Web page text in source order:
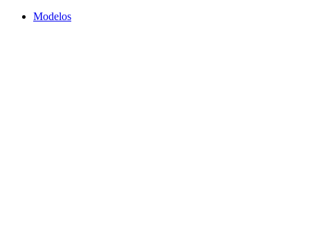
Modelos